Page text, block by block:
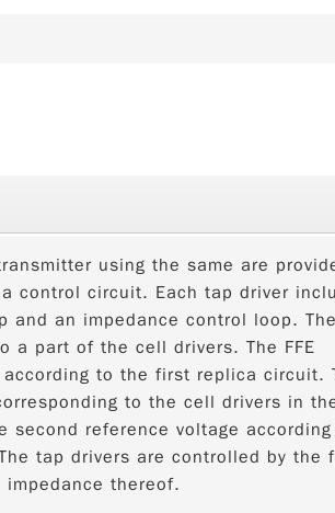
using the same are
control circuit. Each tap driver
an impedance control loop. The
a part of the cell drivers. The FFE
to the first replica circuit.
to the cell drivers in
reference voltage
tap drivers are controlled by the
thereof.